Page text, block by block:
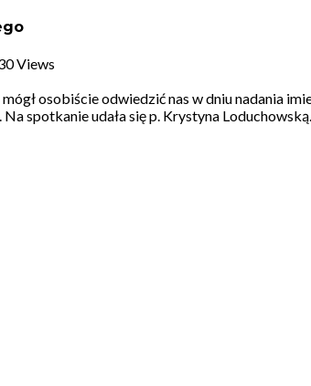
Views
osobiście odwiedzić nas w dniu nadania
spotkanie udała się p. Krystyna